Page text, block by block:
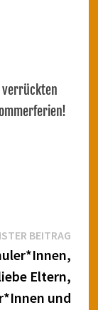
verrückten
BEITRAG
Eltern,
und